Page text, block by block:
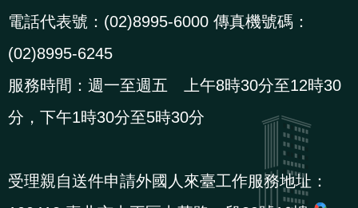
電話代表號：(02)8995-6000 傳真機號碼：
(02)8995-6245
服務時間：週一至週五 上午8時30分至12時30
分，下午1時30分至5時30分
受理親自送件申請外國人來臺工作服務地址：